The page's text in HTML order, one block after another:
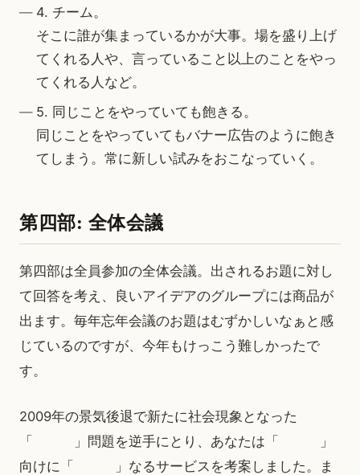
4. チーム。
そこに誰が集まっているかが大事。場を盛り上げ
てくれる人や、言っていること以上のことをやっ
てくれる人など。
5. 同じことをやっていても飽きる。
同じことをやっていてもバナー広告のように飽き
てしまう。常に新しい試みをおこなっていく。
第四部: 全体会議
第四部は全員参加の全体会議。出されるお題に対し
て回答を考え、良いアイデアのグループには商品が
出ます。毎年忘年会議のお題はむずかしいなぁと感
じているのですが、今年もけっこう難しかったで
す。
2009年の景気後退で新たに社会現象となった
「 」問題を逆手にとり、あなたは「 」
向けに「 」なるサービスを考案しました。ま